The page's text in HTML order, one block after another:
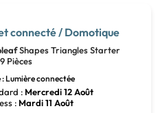
connecté / Domotique
Shapes Triangles Starter
Pièces
: Lumière connectée
: Mercredi 12 Août
: Mardi 11 Août